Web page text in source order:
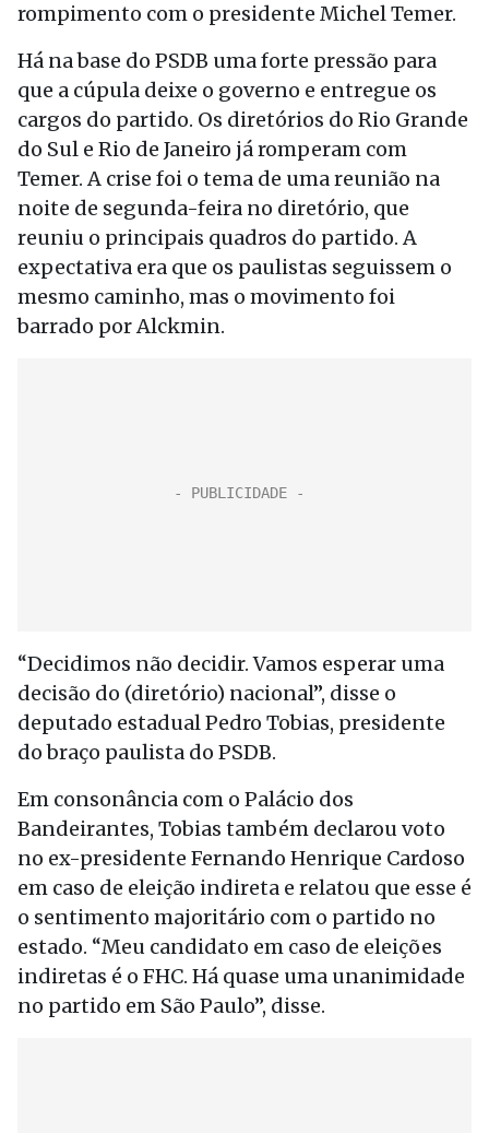
rompimento com o presidente Michel Temer.
Há na base do PSDB uma forte pressão para
que a cúpula deixe o governo e entregue os
cargos do partido. Os diretórios do Rio Grande
do Sul e Rio de Janeiro já romperam com
Temer. A crise foi o tema de uma reunião na
noite de segunda-feira no diretório, que
reuniu o principais quadros do partido. A
expectativa era que os paulistas seguissem o
mesmo caminho, mas o movimento foi
barrado por Alckmin.
“Decidimos não decidir. Vamos esperar uma
decisão do (diretório) nacional”, disse o
deputado estadual Pedro Tobias, presidente
do braço paulista do PSDB.
Em consonância com o Palácio dos
Bandeirantes, Tobias também declarou voto
no ex-presidente Fernando Henrique Cardoso
em caso de eleição indireta e relatou que esse é
o sentimento majoritário com o partido no
estado. “Meu candidato em caso de eleições
indiretas é o FHC. Há quase uma unanimidade
no partido em São Paulo”, disse.